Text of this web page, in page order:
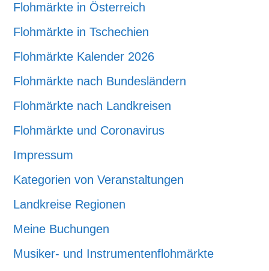
Flohmärkte in Österreich
Flohmärkte in Tschechien
Flohmärkte Kalender 2026
Flohmärkte nach Bundesländern
Flohmärkte nach Landkreisen
Flohmärkte und Coronavirus
Impressum
Kategorien von Veranstaltungen
Landkreise Regionen
Meine Buchungen
Musiker- und Instrumentenflohmärkte